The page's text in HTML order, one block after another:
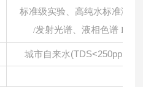
标准级实验、高纯水标准溶
/发射光谱、液相色谱
城市自来水(TDS<250ppm